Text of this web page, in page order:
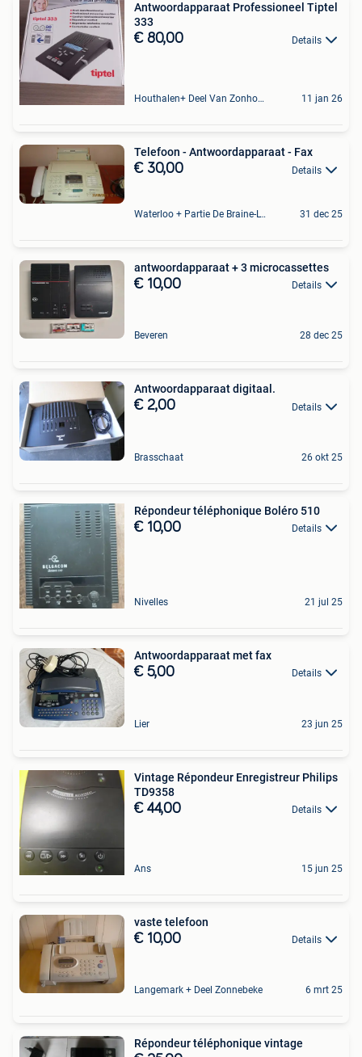
Antwoordapparaat Professioneel Tiptel
333
€ 80,00 Details
Houthalen+ Deel Van Zonhoven En Zolder 11 jan 26
Telefoon - Antwoordapparaat - Fax
€ 30,00 Details
Waterloo + Partie De Braine-L'Alleud, De Ohain 31 dec 25
antwoordapparaat + 3 microcassettes
€ 10,00 Details
Beveren 28 dec 25
Antwoordapparaat digitaal.
€ 2,00 Details
Brasschaat 26 okt 25
Répondeur téléphonique Boléro 510
€ 10,00 Details
Nivelles 21 jul 25
Antwoordapparaat met fax
€ 5,00 Details
Lier 23 jun 25
Vintage Répondeur Enregistreur Philips
TD9358
€ 44,00 Details
Ans 15 jun 25
vaste telefoon
€ 10,00 Details
Langemark + Deel Zonnebeke 6 mrt 25
Répondeur téléphonique vintage